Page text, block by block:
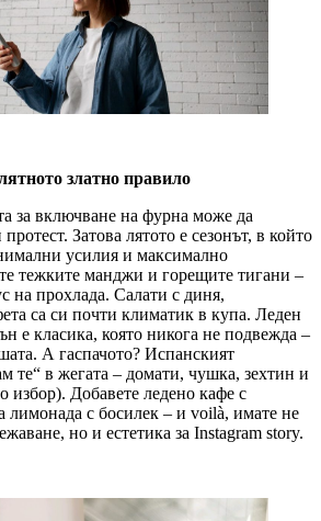
златно правило
за включване на фурна може да
Затова лятото е сезонът, в който
усилия и максимално
тежките манджи и горещите тигани –
на прохлада. Салати с диня,
са си почти климатик в купа. Леден
е класика, която никога не подвежда –
А гаспачото? Испанският
те“ в жегата – домати, чушка, зехтин и
избор). Добавете ледено кафе с
с босилек – и voilà, имате не
но и естетика за Instagram story.